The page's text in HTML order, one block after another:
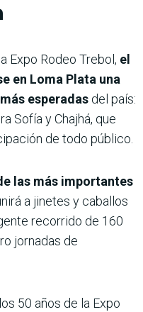
Expo Rodeo Trebol, el
en Loma Plata una
esperadas del país:
Sofía y Chajhá, que
de todo público.
las más importantes
a jinetes y caballos
recorrido de 160
jornadas de
50 años de la Expo